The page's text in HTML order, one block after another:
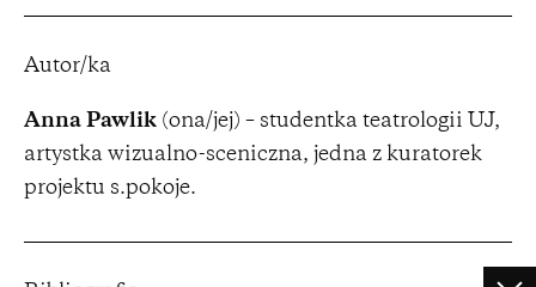
Autor/ka
Anna Pawlik (ona/jej) – studentka teatrologii UJ,
artystka wizualno-sceniczna, jedna z kuratorek
projektu s.pokoje.